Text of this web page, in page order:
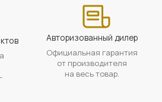
Авторизованный дилер
Официальная гарантия
от производителя
на весь товар.